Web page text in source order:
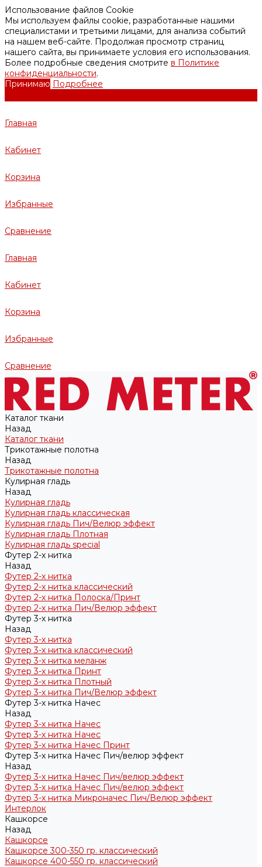
Использование файлов Cookie
Мы используем файлы cookie, разработанные нашими
специалистами и третьими лицами, для анализа событий
на нашем веб-сайте. Продолжая просмотр страниц
нашего сайта, вы принимаете условия его использования.
Более подробные сведения смотрите в Политике
конфиденциальности.
Принимаю Подробнее
Главная
Кабинет
Корзина
Избранные
Сравнение
Главная
Кабинет
Корзина
Избранные
Сравнение
Каталог ткани
Назад
Каталог ткани
Трикотажные полотна
Назад
Трикотажные полотна
Кулирная гладь
Назад
Кулирная гладь
Кулирная гладь классическая
Кулирная гладь Пич/Велюр эффект
Кулирная гладь Плотная
Кулирная гладь special
Футер 2-х нитка
Назад
Футер 2-х нитка
Футер 2-х нитка классический
Футер 2-х нитка Полоска/Принт
Футер 2-х нитка Пич/Велюр эффект
Футер 3-х нитка
Назад
Футер 3-х нитка
Футер 3-х нитка классический
Футер 3-х нитка меланж
Футер 3-х нитка Принт
Футер 3-х нитка Плотный
Футер 3-х нитка Пич/Велюр эффект
Футер 3-х нитка Начес
Назад
Футер 3-х нитка Начес
Футер 3-х нитка Начес
Футер 3-х нитка Начес Принт
Футер 3-х нитка Начес Пич/велюр эффект
Назад
Футер 3-х нитка Начес Пич/велюр эффект
Футер 3-х нитка Начес Пич/велюр эффект
Футер 3-х нитка Микроначес Пич/Велюр эффект
Интерлок
Кашкорсе
Назад
Кашкорсе
Кашкорсе 300-350 гр. классический
Кашкорсе 400-550 гр. классический